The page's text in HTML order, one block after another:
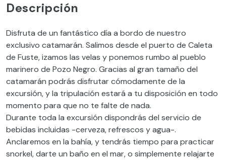
Descripción
Disfruta de un fantástico día a bordo de nuestro
exclusivo catamarán. Salimos desde el puerto de Caleta
de Fuste, izamos las velas y ponemos rumbo al pueblo
marinero de Pozo Negro. Gracias al gran tamaño del
catamarán podrás disfrutar cómodamente de la
excursión, y la tripulación estará a tu disposición en todo
momento para que no te falte de nada.
Durante toda la excursión dispondrás del servicio de
bebidas incluidas -cerveza, refrescos y agua-.
Anclaremos en la bahía, y tendrás tiempo para practicar
snorkel, darte un baño en el mar, o simplemente relajarte